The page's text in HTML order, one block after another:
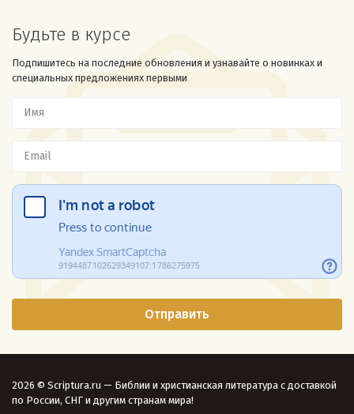
Будьте в курсе
Подпишитесь на последние обновления и узнавайте о новинках и
специальных предложениях первыми
2026 © Scriptura.ru — Библии и христианская литература с доставкой
по России, СНГ и другим странам мира!